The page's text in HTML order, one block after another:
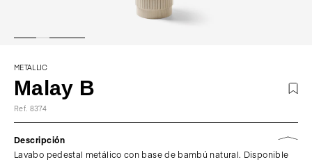
METALLIC
Malay B
Ref. 8374
Descripción
Lavabo pedestal metálico con base de bambú natural. Disponible